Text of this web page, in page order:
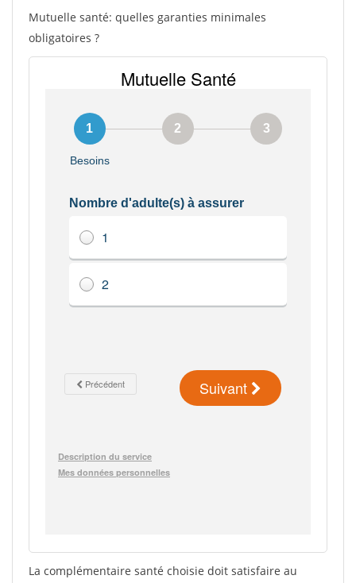
Mutuelle santé: quelles garanties minimales
obligatoires ?
La complémentaire santé choisie doit satisfaire au